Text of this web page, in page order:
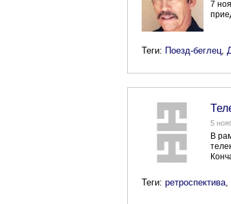
7
Теги: Поезд-беглец,
5
В
Теги: ретроспектива,